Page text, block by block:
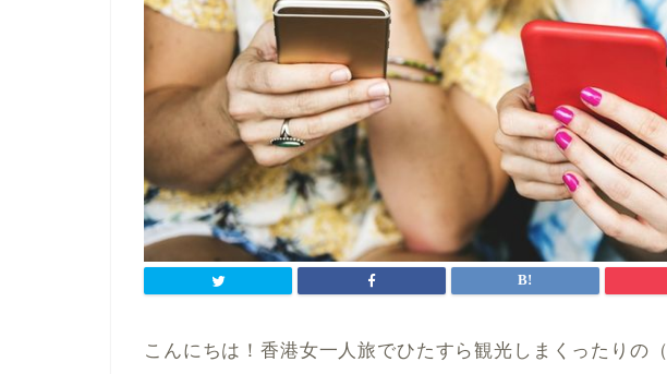
こんにちは！香港女一人旅でひたすら観光しまくったりの（